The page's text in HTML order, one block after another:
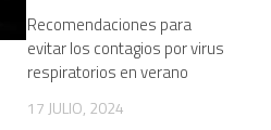
Recomendaciones para
evitar los contagios por virus
respiratorios en verano
17 JULIO, 2024